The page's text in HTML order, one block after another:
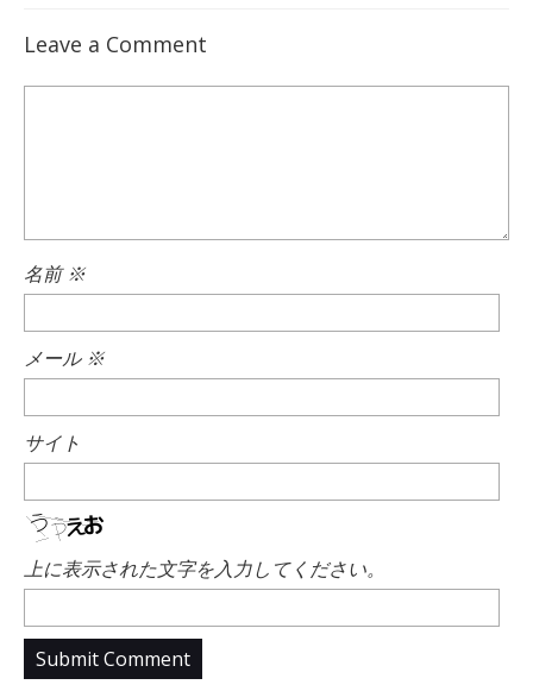
Leave a Comment
名前※
メール ※
サイト
上に表示された文字を入力してください。